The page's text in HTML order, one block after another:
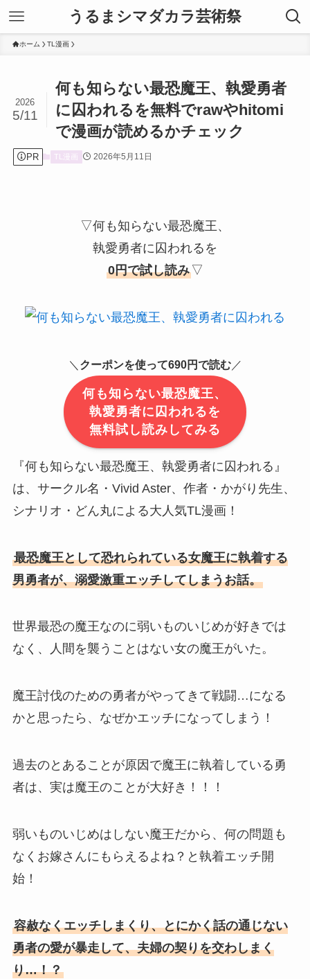
うるまシマダカラ芸術祭
ホーム TL漫画
何も知らない最恐魔王、執愛勇者
に囚われるを無料でrawやhitomi
で漫画が読めるかチェック
2026
5/11
PR TL漫画 2026年5月11日
▽何も知らない最恐魔王、
執愛勇者に囚われるを
0円で試し読み ▽
＼ クーポンを使って690円で読む／
何も知らない最恐魔王、
執愛勇者に囚われるを
無料試し読みしてみる
『何も知らない最恐魔王、執愛勇者に囚われる』
は、サークル名・Vivid Aster、作者・かがり先生、
シナリオ・どん丸による大人気TL漫画！
最恐魔王として恐れられている女魔王に執着する
男勇者が、溺愛激重エッチしてしまうお話。
世界最恐の魔王なのに弱いものいじめが好きでは
なく、人間を襲うことはない女の魔王がいた。
魔王討伐のための勇者がやってきて戦闘…になる
かと思ったら、なぜかエッチになってしまう！
過去のとあることが原因で魔王に執着している勇
者は、実は魔王のことが大好き！！！
弱いものいじめはしない魔王だから、何の問題も
なくお嫁さんにもらえるよね？と執着エッチ開
始！
容赦なくエッチしまくり、とにかく話の通じない
勇者の愛が暴走して、夫婦の契りを交わしまく
り…！？